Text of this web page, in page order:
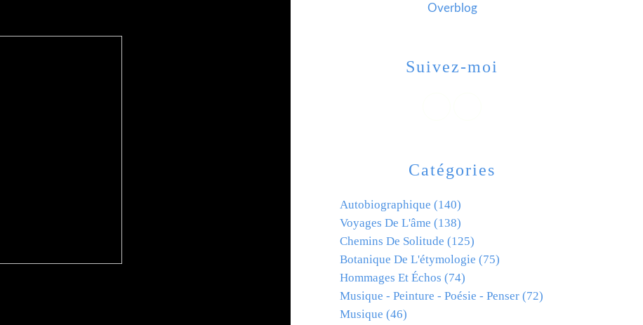
Catégories
Autobiographique (140)
Voyages De L'âme (138)
Chemins De Solitude (125)
Botanique De L'étymologie (75)
Hommages Et Échos (74)
Musique - Peinture - Poésie - Penser (72)
Musique (46)
Overblog
Suivez-moi